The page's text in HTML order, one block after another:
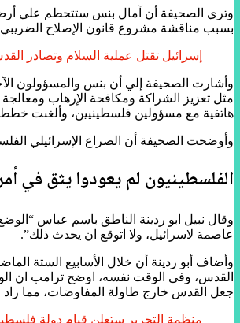
بسبب مناقشة مشروع قانون الإصلاح
إسرائيل تقتل عملية السلام وتصادر
وأشارت الصحيفة إلي أن بنس والمسؤولون
مثل تعزيز الشراكة ومكافحة الإرهاب
هاتفية مع مسؤولين فلسطينيين، وألغىت
وأوضحت الصحيفة أن الصراع الإسرائيلي
الفلسطينيون لم يعودوا يثق في
وقال نبيل ابو ردينة الناطق باسم عباس
عاصمة لاسرائيل، ولا اتوقع ان يحدث ذلك”.
القدس، وفى الوقت نفسه، اوضح ترامب ان
جعل القدس خارج طاولة المفاوضات، مما زاد
منظمة التحرير ستعلن قيام دولة